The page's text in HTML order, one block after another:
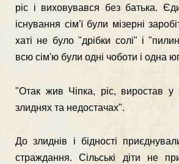
ріс і виховувався без батька.
існування сім'ї були мізерні
хаті не було "дрібки солі" і
всю сім'ю були одні чоботи і одна
"Отак жив Чіпка, ріс, виростав у
злиднях та недоста­чах".
До злиднів і бідності
страждання. Сільські діти не